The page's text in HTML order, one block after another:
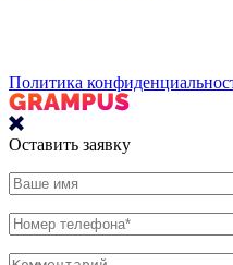
Политика
Оставить заявку